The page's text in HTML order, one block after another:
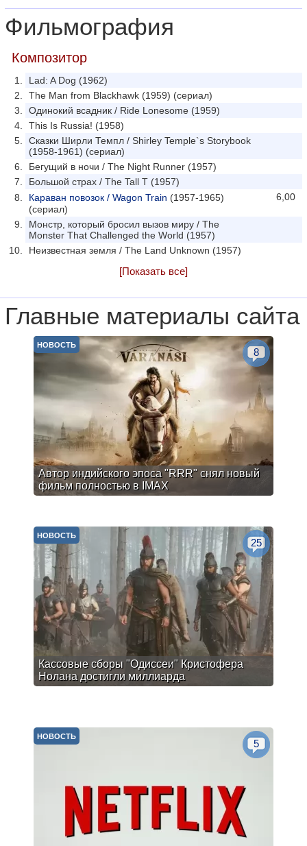
Фильмография
Композитор
Lad: A Dog (1962)
The Man from Blackhawk (1959) (сериал)
Одинокий всадник / Ride Lonesome (1959)
This Is Russia! (1958)
Сказки Ширли Темпл / Shirley Temple`s Storybook
(1958-1961) (сериал)
Бегущий в ночи / The Night Runner (1957)
Большой страх / The Tall T (1957)
6,00
Караван повозок / Wagon Train (1957-1965)
(сериал)
Монстр, который бросил вызов миру / The
Monster That Challenged the World (1957)
Неизвестная земля / The Land Unknown (1957)
[Показать все]
Главные материалы сайта
Автор индийского эпоса "RRR" снял новый
фильм полностью в IMAX
НОВОСТЬ
8
Кассовые сборы "Одиссеи" Кристофера
Нолана достигли миллиарда
НОВОСТЬ
25
НОВОСТЬ
5